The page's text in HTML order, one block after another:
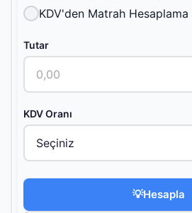
KDV'den Matrah Hesaplama
Tutar
KDV Oranı
💡Hesapla